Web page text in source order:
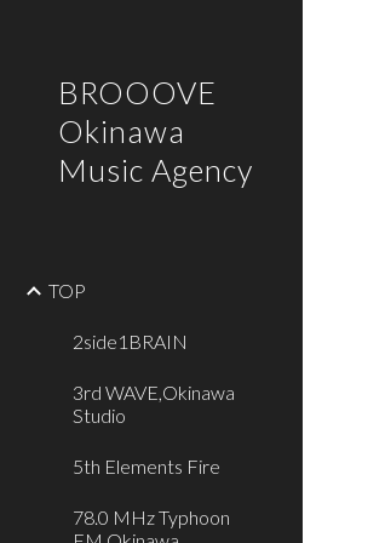
BROOOVE
Okinawa
Music Agency
TOP
2side1BRAIN
3rd WAVE,Okinawa
Studio
5th Elements Fire
78.0 MHz Typhoon